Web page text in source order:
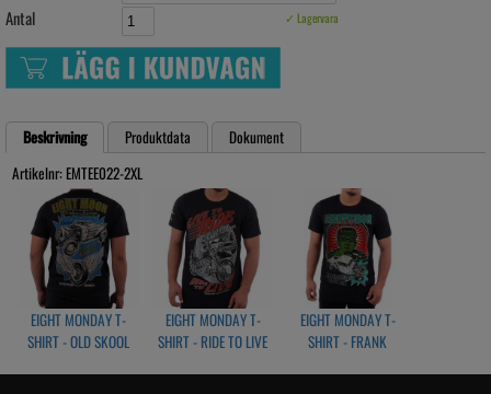
Antal
✓ Lagervara
Beskrivning Produktdata
Dokument
Artikelnr: EMTEE022-2XL
EIGHT MONDAY T-
SHIRT - OLD SKOOL
EIGHT MONDAY T-
SHIRT - RIDE TO LIVE
EIGHT MONDAY T-
SHIRT - FRANK